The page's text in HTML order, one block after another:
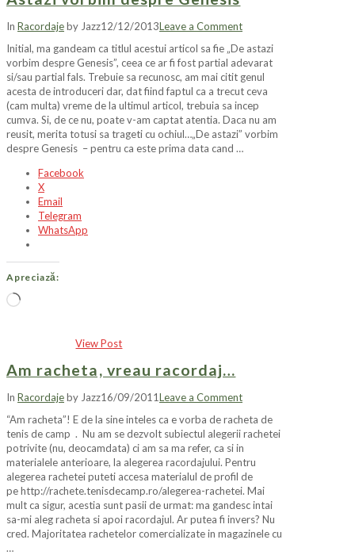
In Racordajeby Jazz12/12/2013Leave a Comment
Initial, ma gandeam ca titlul acestui articol sa fie „De astazi
vorbim despre Genesis”, ceea ce ar fi fost partial adevarat
si/sau partial fals. Trebuie sa recunosc, am mai citit genul
acesta de introduceri dar, dat fiind faptul ca a trecut ceva
(cam multa) vreme de la ultimul articol, trebuia sa incep
cumva. Si, de ce nu, poate v-am captat atentia. Daca nu am
reusit, merita totusi sa trageti cu ochiul…„De astazi” vorbim
despre Genesis – pentru ca este prima data cand …
Facebook
X
Email
Telegram
WhatsApp
Apreciază:
Încarc...
View Post
Am racheta, vreau racordaj…
In Racordajeby Jazz16/09/2011Leave a Comment
“Am racheta”! E de la sine inteles ca e vorba de racheta de
tenis de camp . Nu am se dezvolt subiectul alegerii rachetei
potrivite (nu, deocamdata) ci am sa ma refer, ca si in
materialele anterioare, la alegerea racordajului. Pentru
alegerea rachetei puteti accesa materialul de profil de
pe http://rachete.tenisdecamp.ro/alegerea-rachetei. Mai
mult ca sigur, acestia sunt pasii de urmat: ma gandesc intai
sa-mi aleg racheta si apoi racordajul. Ar putea fi invers? Nu
cred. Majoritatea rachetelor comercializate in magazinele cu
…